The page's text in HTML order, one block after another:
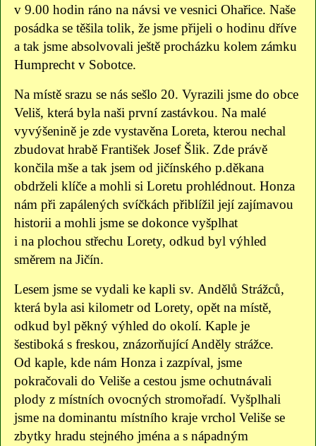
v 9.00 hodin ráno na návsi ve vesnici Ohařice. Naše
posádka se těšila tolik, že jsme přijeli o hodinu dříve
a tak jsme absolvovali ještě procházku kolem zámku
Humprecht v Sobotce.
Na místě srazu se nás sešlo 20. Vyrazili jsme do obce
Veliš, která byla naši první zastávkou. Na malé
vyvýšenině je zde vystavěna Loreta, kterou nechal
zbudovat hrabě František Josef Šlik. Zde právě
končila mše a tak jsem od jičínského p.děkana
obdrželi klíče a mohli si Loretu prohlédnout. Honza
nám při zapálených svíčkách přiblížil její zajímavou
historii a mohli jsme se dokonce vyšplhat
i na plochou střechu Lorety, odkud byl výhled
směrem na Jičín.
Lesem jsme se vydali ke kapli sv. Andělů Strážců,
která byla asi kilometr od Lorety, opět na místě,
odkud byl pěkný výhled do okolí. Kaple je
šestiboká s freskou, znázorňující Anděly strážce.
Od kaple, kde nám Honza i zazpíval, jsme
pokračovali do Veliše a cestou jsme ochutnávali
plody z místních ovocných stromořadí. Vyšplhali
jsme na dominantu místního kraje vrchol Veliše se
zbytky hradu stejného jména a s nápadným